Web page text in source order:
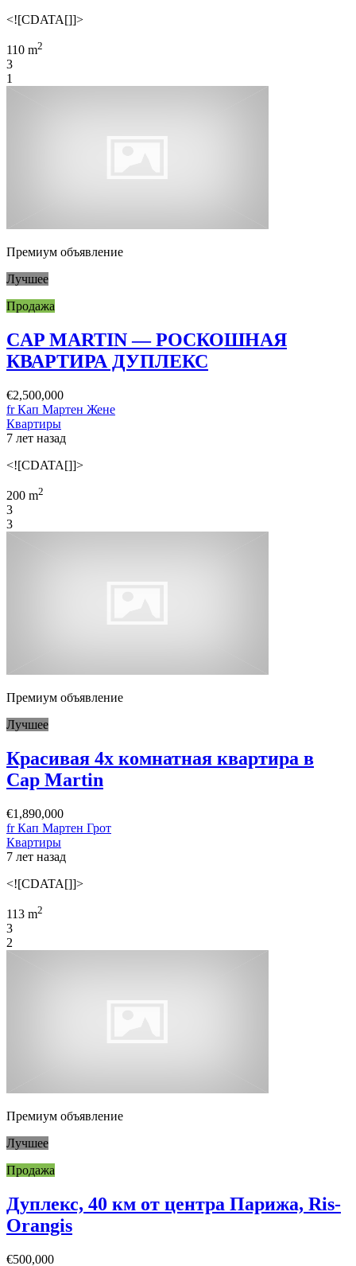
<![CDATA[]]>
110 m2
3
1
Премиум объявление
Лучшее
Продажа
CAP MARTIN — РОСКОШНАЯ
КВАРТИРА ДУПЛЕКС
€2,500,000
fr Кап Мартен Жене
Квартиры
7 лет назад
<![CDATA[]]>
200 m2
3
3
Премиум объявление
Лучшее
Красивая 4х комнатная квартира в
Cap Martin
€1,890,000
fr Кап Мартен Грот
Квартиры
7 лет назад
<![CDATA[]]>
113 m2
3
2
Премиум объявление
Лучшее
Продажа
Дуплекс, 40 км от центра Парижа, Ris-
Orangis
€500,000